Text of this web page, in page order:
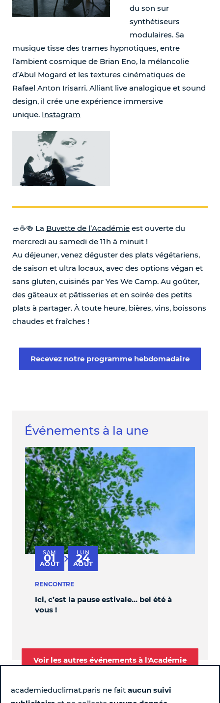
academieduclimat.paris ne fait aucun suivi
du son sur
synthétiseurs
modulaires. Sa
musique tisse des trames hypnotiques, entre
l’ambient cosmique de Brian Eno, la mélancolie
d’Abul Mogard et les textures cinématiques de
Rafael Anton Irisarri. Alliant live analogique et sound
design, il crée une expérience immersive
unique. Instagram
🥗☕️🍻 La Buvette de l’Académie est ouverte du
mercredi au samedi de 11h à minuit !
Au déjeuner, venez déguster des plats végétariens,
de saison et ultra locaux, avec des options végan et
sans gluten, cuisinés par Yes We Camp. Au goûter,
des gâteaux et pâtisseries et en soirée des petits
plats à partager. À toute heure, bières, vins, boissons
chaudes et fraîches !
Recevez notre programme hebdomadaire
Événements à la une
SAM
01
AOÛT au
LUN
24
AOÛT
RENCONTRE
Ici, c’est la pause estivale… bel été à
vous !
Voir les autres événements à l'Académie